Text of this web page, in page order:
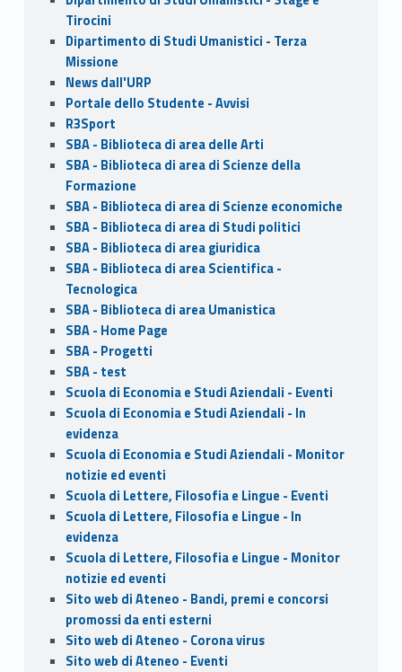
Tirocini
Dipartimento di Studi Umanistici - Terza
Missione
News dall'URP
Portale dello Studente - Avvisi
R3Sport
SBA - Biblioteca di area delle Arti
SBA - Biblioteca di area di Scienze della
Formazione
SBA - Biblioteca di area di Scienze economiche
SBA - Biblioteca di area di Studi politici
SBA - Biblioteca di area giuridica
SBA - Biblioteca di area Scientifica -
Tecnologica
SBA - Biblioteca di area Umanistica
SBA - Home Page
SBA - Progetti
SBA - test
Scuola di Economia e Studi Aziendali - Eventi
Scuola di Economia e Studi Aziendali - In
evidenza
Scuola di Economia e Studi Aziendali - Monitor
notizie ed eventi
Scuola di Lettere, Filosofia e Lingue - Eventi
Scuola di Lettere, Filosofia e Lingue - In
evidenza
Scuola di Lettere, Filosofia e Lingue - Monitor
notizie ed eventi
Sito web di Ateneo - Bandi, premi e concorsi
promossi da enti esterni
Sito web di Ateneo - Corona virus
Sito web di Ateneo - Eventi